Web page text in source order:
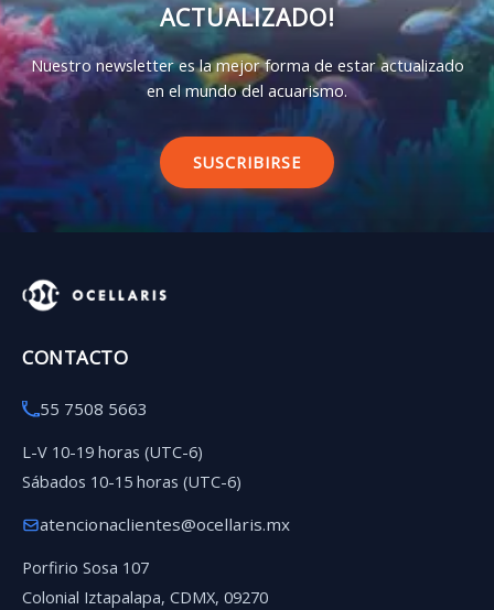
ACTUALIZADO!
Nuestro newsletter es la mejor forma de estar actualizado
en el mundo del acuarismo.
SUSCRIBIRSE
CONTACTO
55 7508 5663
L-V 10-19 horas (UTC-6)
Sábados 10-15 horas (UTC-6)
atencionaclientes@ocellaris.mx
Porfirio Sosa 107
Colonial Iztapalapa, CDMX, 09270